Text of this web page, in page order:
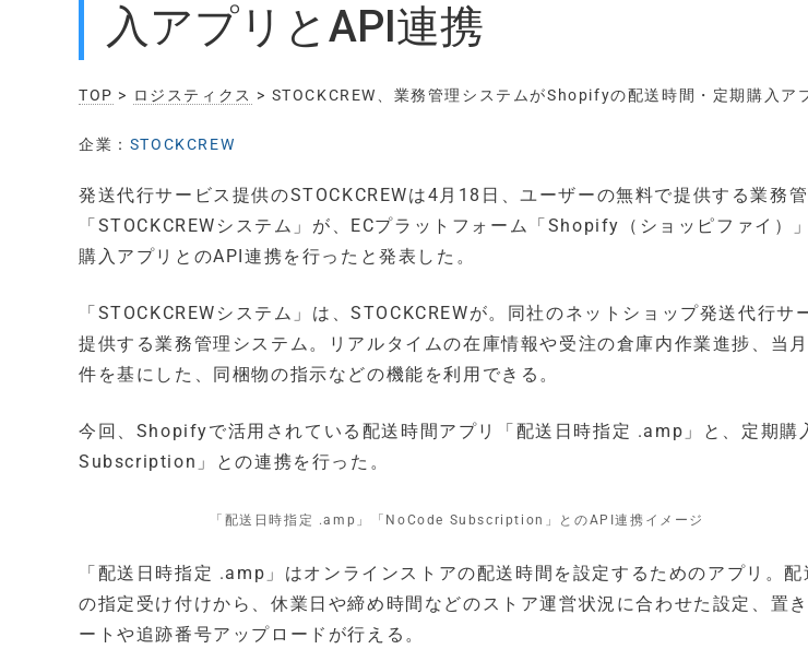
入アプリとAPI連携
TOP > ロジスティクス > STOCKCREW、業務管理システムがShopifyの配送時間・定期購入ア
企業： STOCKCREW
発送代行サービス提供のSTOCKCREWは4月18日、ユーザーの無料で提供する業務
「STOCKCREWシステム」が、ECプラットフォーム「Shopify（ショッピファイ）
購入アプリとのAPI連携を行ったと発表した。
「STOCKCREWシステム」は、STOCKCREWが。同社のネットショップ発送代行
提供する業務管理システム。リアルタイムの在庫情報や受注の倉庫内作業進捗、当
件を基にした、同梱物の指示などの機能を利用できる。
今回、Shopifyで活用されている配送時間アプリ「配送日時指定 .amp」と、定期購
Subscription」との連携を行った。
「配送日時指定 .amp」「NoCode Subscription」とのAPI連携イメージ
「配送日時指定 .amp」はオンラインストアの配送時間を設定するためのアプリ。
の指定受け付けから、休業日や締め時間などのストア運営状況に合わせた設定、置
ートや追跡番号アップロードが行える。